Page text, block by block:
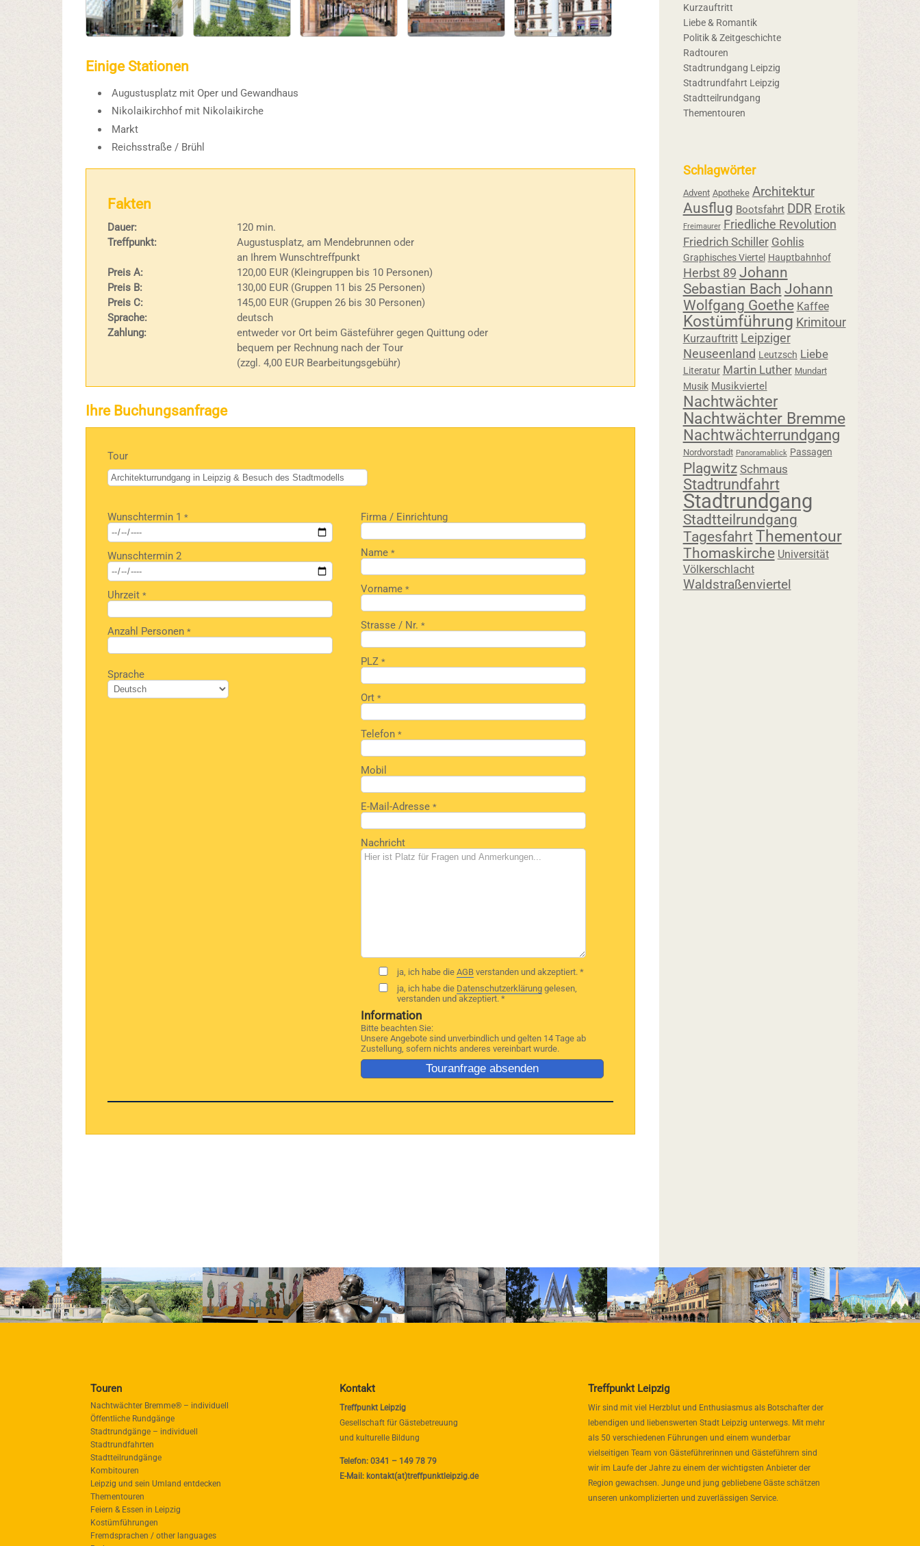
Einige Stationen
Augustusplatz mit Oper und Gewandhaus
Nikolaikirchhof mit Nikolaikirche
Markt
Reichsstraße / Brühl
Fakten
Dauer:
120 min.
Treffpunkt:
Augustusplatz, am Mendebrunnen oder
an Ihrem Wunschtreffpunkt
Preis A:
120,00 EUR (Kleingruppen bis 10 Personen)
Preis B:
130,00 EUR (Gruppen 11 bis 25 Personen)
Preis C:
145,00 EUR (Gruppen 26 bis 30 Personen)
Sprache:
deutsch
Zahlung:
entweder vor Ort beim Gästeführer gegen Quittung oder
bequem per Rechnung nach der Tour
(zzgl. 4,00 EUR Bearbeitungsgebühr)
Ihre Buchungsanfrage
Tour
lasse
dieses
leer.
Wunschtermin 1 *
Wunschtermin 2
Uhrzeit *
Anzahl Personen *
Bitte
lasse
dieses
Feld
Sprache
Firma / Einrichtung
Name *
Vorname *
Strasse / Nr. *
PLZ *
Ort *
Telefon *
Mobil
E-Mail-Adresse *
Nachricht
ja, ich habe die AGBverstanden und akzeptiert. *
ja, ich habe die Datenschutzerklärunggelesen,
verstanden und akzeptiert. *
Information
Bitte beachten Sie:
Unsere Angebote sind unverbindlich und gelten 14 Tage ab
Zustellung, sofern nichts anderes vereinbart wurde.
Kurzauftritt
Liebe & Romantik
Politik & Zeitgeschichte
Radtouren
Stadtrundgang Leipzig
Stadtrundfahrt Leipzig
Stadtteilrundgang
Thementouren
Schlagwörter
Advent Apotheke Architektur
Ausflug Bootsfahrt DDR Erotik
Freimaurer Friedliche Revolution
Friedrich Schiller Gohlis
Graphisches Viertel Hauptbahnhof
Herbst 89 Johann
Sebastian Bach Johann
Wolfgang Goethe Kaffee
Kostümführung Krimitour
Kurzauftritt Leipziger
Neuseenland Leutzsch Liebe
Literatur Martin Luther Mundart
Musik Musikviertel
Nachtwächter
Nachtwächter Bremme
Nachtwächterrundgang
Nordvorstadt Panoramablick Passagen
Plagwitz Schmaus
Stadtrundfahrt
Stadtrundgang
Stadtteilrundgang
Tagesfahrt Thementour
Thomaskirche Universität
Völkerschlacht
Waldstraßenviertel
Touren
Nachtwächter Bremme® – individuell
Öffentliche Rundgänge
Stadtrundgänge – individuell
Stadtrundfahrten
Stadtteilrundgänge
Kombitouren
Leipzig und sein Umland entdecken
Thementouren
Feiern & Essen in Leipzig
Kostümführungen
Fremdsprachen / other languages
Kontakt
Treffpunkt Leipzig
Gesellschaft für Gästebetreuung
und kulturelle Bildung
Telefon: 0341 – 149 78 79
E-Mail: kontakt(at)treffpunktleipzig.de
Treffpunkt Leipzig
Wir sind mit viel Herzblut und Enthusiasmus als Botschafter der
lebendigen und liebenswerten Stadt Leipzig unterwegs. Mit mehr
als 50 verschiedenen Führungen und einem wunderbar
vielseitigen Team von Gästeführerinnen und Gästeführern sind
wir im Laufe der Jahre zu einem der wichtigsten Anbieter der
Region gewachsen. Junge und jung gebliebene Gäste schätzen
unseren unkomplizierten und zuverlässigen Service.